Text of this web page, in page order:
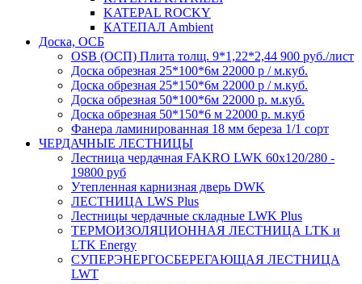
KATEPAL ROCKY
КАТЕПАЛ Ambient
Доска, ОСБ
OSB (ОСП) Плита толщ. 9*1,22*2,44 900 руб./лист
Доска обрезная 25*100*6м 22000 р / м.куб.
Доска обрезная 25*150*6м 22000 р / м.куб.
Доска обрезная 50*100*6м 22000 р. м.куб.
Доска обрезная 50*150*6 м 22000 р. м.куб
Фанера ламинированная 18 мм береза 1/1 сорт
ЧЕРДАЧНЫЕ ЛЕСТНИЦЫ
Лестница чердачная FAKRO LWK 60х120/280 -
19800 руб
Утепленная карнизная дверь DWK
ЛЕСТНИЦА LWS Plus
Лестницы чердачные складные LWK Plus
ТЕРМОИЗОЛЯЦИОННАЯ ЛЕСТНИЦА LTK и
LTK Energy
СУПЕРЭНЕРГОСБЕРЕГАЮЩАЯ ЛЕСТНИЦА
LWT